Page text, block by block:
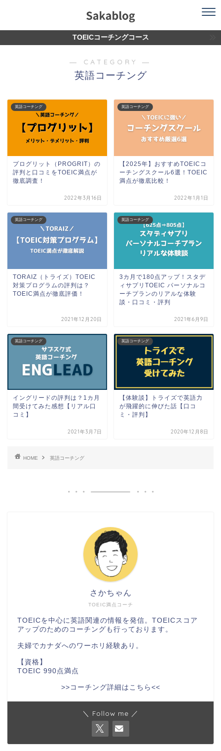
TOEICコーチングコース
― CATEGORY ―
英語コーチング
英語コーチング
プログリット（PROGRIT）の
評判と口コミをTOEIC満点が
徹底調査！
2022年3月16日
英語コーチング
【2025年】おすすめTOEICコ
ーチングスクール6選！TOEIC
満点が徹底比較！
2022年1月1日
英語コーチング
TORAIZ（トライズ）TOEIC
対策プログラムの評判は？
TOEIC満点が徹底評価！
2021年12月20日
英語コーチング
3カ月で180点アップ！スタデ
ィサプリTOEIC パーソナルコ
ーチプランのリアルな体験
談・口コミ・評判
2021年6月9日
英語コーチング
イングリードの評判は？1カ月
間受けてみた感想【リアル口
コミ】
2021年3月7日
英語コーチング
【体験談】トライズで英語力
が飛躍的に伸びた話【口コ
ミ・評判】
2020年12月8日
HOME 英語コーチング
TOEIC満点コーチ
さかちゃん
TOEICを中心に英語関連の情報を発信。TOEICスコア
アップのためのコーチングも行っております。
夫婦でカナダへのワーホリ経験あり。
【資格】
TOEIC 990点満点
>>コーチング詳細はこちら<<
＼ Follow me ／